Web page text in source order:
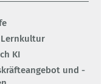
Lernkultur
KI
und -